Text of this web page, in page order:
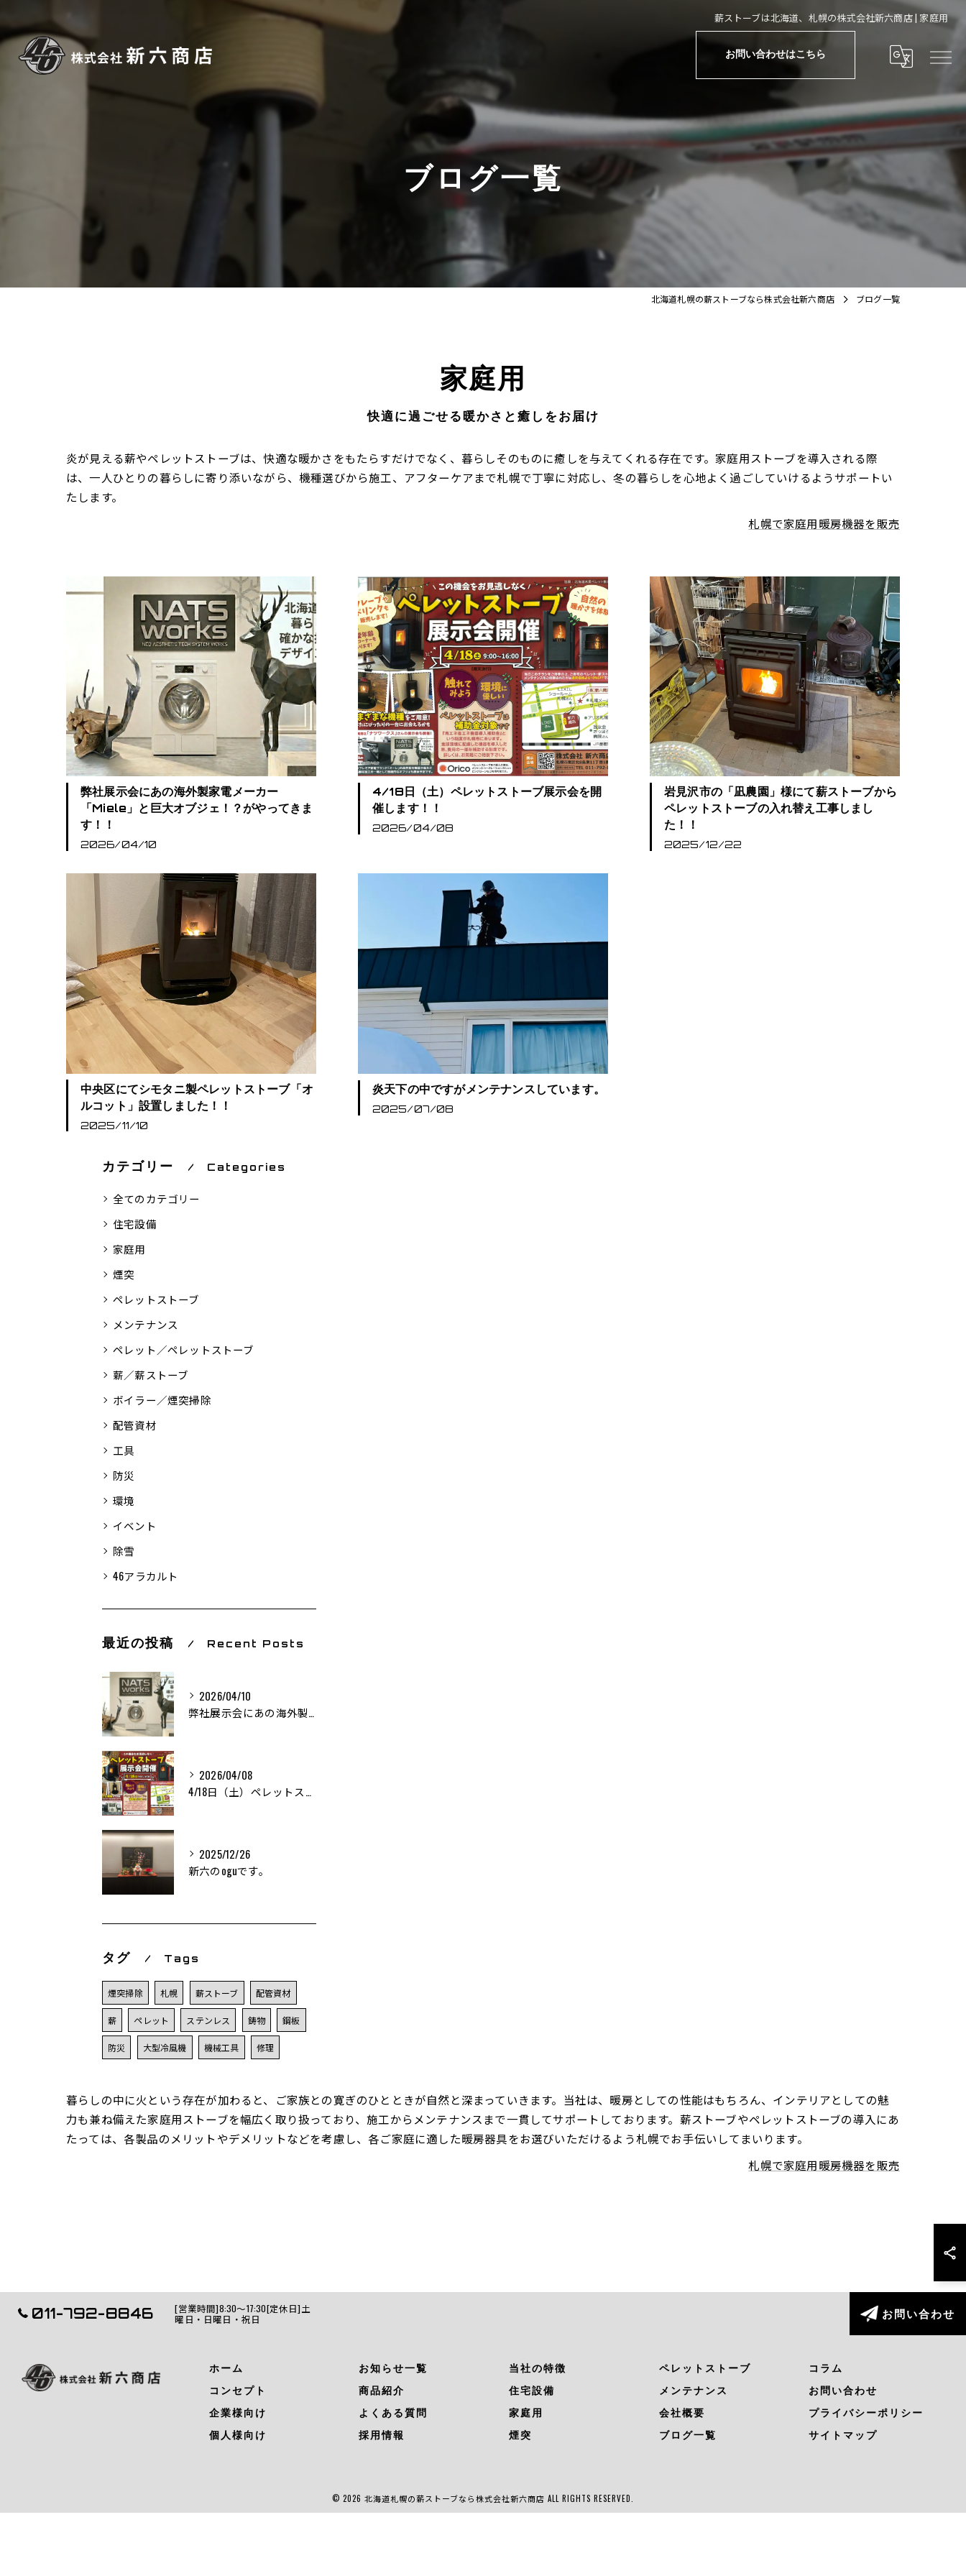
薪ストーブは北海道、札幌の株式会社新六商店 | 家庭用
お問い合わせはこちら
ブログ一覧
北海道札幌の薪ストーブなら株式会社新六商店 ブログ一覧
家庭用
快適に過ごせる暖かさと癒しをお届け
炎が見える薪やペレットストーブは、快適な暖かさをもたらすだけでなく、暮らしそのものに癒しを与えてくれる存在です。家庭用ストーブを導入される際
は、一人ひとりの暮らしに寄り添いながら、機種選びから施工、アフターケアまで札幌で丁寧に対応し、冬の暮らしを心地よく過ごしていけるようサポートい
たします。
札幌で家庭用暖房機器を販売
弊社展示会にあの海外製家電メーカー
「Miele」と巨大オブジェ！？がやってきま
す！！
2026/04/10
4/18日（土）ペレットストーブ展示会を開
催します！！
2026/04/08
岩見沢市の「凪農園」様にて薪ストーブから
ペレットストーブの入れ替え工事しまし
た！！
2025/12/22
中央区にてシモタニ製ペレットストーブ「オ
ルコット」設置しました！！
2025/11/10
炎天下の中ですがメンテナンスしています。
2025/07/08
カテゴリー Categories
全てのカテゴリー
住宅設備
家庭用
煙突
ペレットストーブ
メンテナンス
ペレット／ペレットストーブ
薪／薪ストーブ
ボイラー／煙突掃除
配管資材
工具
防災
環境
イベント
除雪
46アラカルト
最近の投稿 Recent Posts
2026/04/10
弊社展示会にあの海外製家電メーカー「Miele」と巨大オブジェ！？がやってきます！！
2026/04/08
4/18日（土）ペレットストーブ展示会を開催します！！
2025/12/26
新六のoguです。
タグ Tags
煙突掃除 札幌 薪ストーブ 配管資材
薪 ペレット ステンレス 鋳物 鋼板
防災 大型冷風機 機械工具 修理
暮らしの中に火という存在が加わると、ご家族との寛ぎのひとときが自然と深まっていきます。当社は、暖房としての性能はもちろん、インテリアとしての魅
力も兼ね備えた家庭用ストーブを幅広く取り扱っており、施工からメンテナンスまで一貫してサポートしております。薪ストーブやペレットストーブの導入にあ
たっては、各製品のメリットやデメリットなどを考慮し、各ご家庭に適した暖房器具をお選びいただけるよう札幌でお手伝いしてまいります。
札幌で家庭用暖房機器を販売
011-792-8846 [営業時間]8:30～17:30[定休日]土
曜日・日曜日・祝日 お問い合わせ
ホーム
コンセプト
企業様向け
個人様向け
お知らせ一覧
商品紹介
よくある質問
採用情報
当社の特徴
住宅設備
家庭用
煙突
ペレットストーブ
メンテナンス
会社概要
ブログ一覧
コラム
お問い合わせ
プライバシーポリシー
サイトマップ
© 2026 北海道札幌の薪ストーブなら株式会社新六商店 ALL RIGHTS RESERVED.